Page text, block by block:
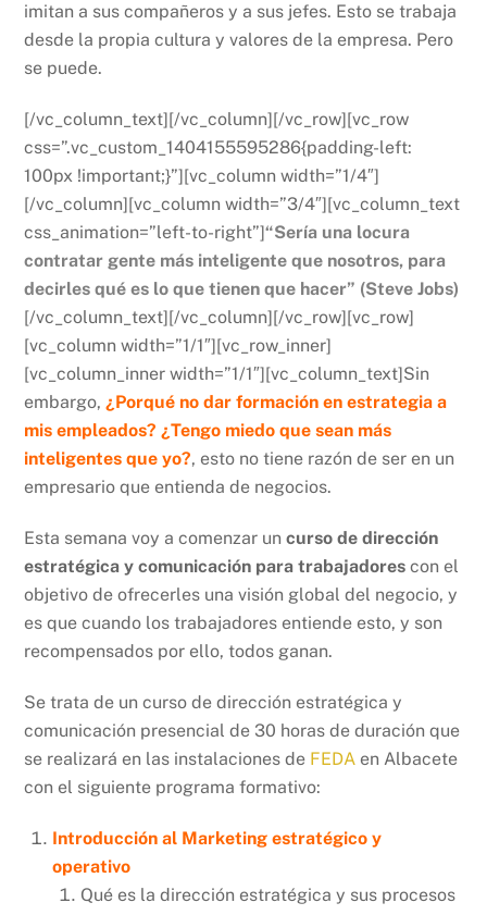
imitan a sus compañeros y a sus jefes. Esto se trabaja
desde la propia cultura y valores de la empresa. Pero
se puede.
[/vc_column_text][/vc_column][/vc_row][vc_row
css=”.vc_custom_1404155595286{padding-left:
100px !important;}”][vc_column width=”1/4″]
[/vc_column][vc_column width=”3/4″][vc_column_text
css_animation=”left-to-right”]“Sería una locura
contratar gente más inteligente que nosotros, para
decirles qué es lo que tienen que hacer” (Steve Jobs)
[/vc_column_text][/vc_column][/vc_row][vc_row]
[vc_column width=”1/1″][vc_row_inner]
[vc_column_inner width=”1/1″][vc_column_text]Sin
embargo,¿Porqué no dar formación en estrategia a
mis empleados? ¿Tengo miedo que sean más
inteligentes que yo?, esto no tiene razón de ser en un
empresario que entienda de negocios.
Esta semana voy a comenzar uncurso de dirección
estratégica y comunicación para trabajadores con el
objetivo de ofrecerles una visión global del negocio, y
es que cuando los trabajadores entiende esto, y son
recompensados por ello, todos ganan.
Se trata de un curso de dirección estratégica y
comunicación presencial de 30 horas de duración que
se realizará en las instalaciones de FEDA en Albacete
con el siguiente programa formativo:
Introducción al Marketing estratégico y
operativo
Qué es la dirección estratégica y sus procesos